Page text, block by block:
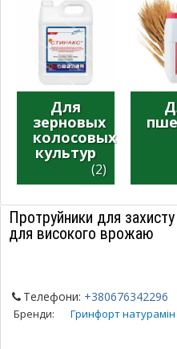
Для
зерновых
колосовых
культур
(2)
Протруйники для
для високого врожаю
Телефони: +380676342296
Бренди: Гринфорт натурамін